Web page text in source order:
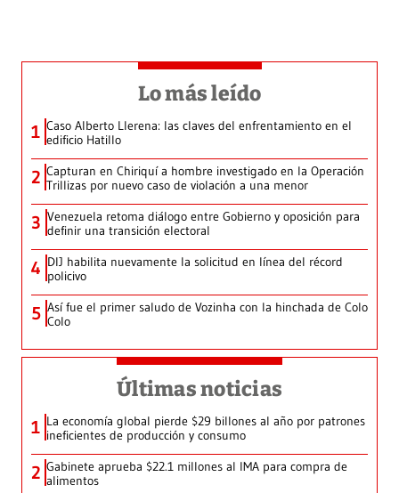
Lo más leído
1 Caso Alberto Llerena: las claves del enfrentamiento en el
edificio Hatillo
2 Capturan en Chiriquí a hombre investigado en la Operación
Trillizas por nuevo caso de violación a una menor
3 Venezuela retoma diálogo entre Gobierno y oposición para
definir una transición electoral
4 DIJ habilita nuevamente la solicitud en línea del récord
policivo
5 Así fue el primer saludo de Vozinha con la hinchada de Colo
Colo
Últimas noticias
1 La economía global pierde $29 billones al año por patrones
ineficientes de producción y consumo
2 Gabinete aprueba $22.1 millones al IMA para compra de
alimentos